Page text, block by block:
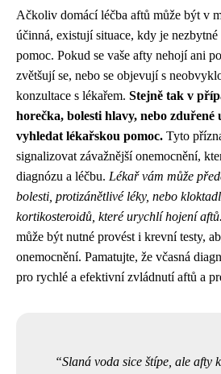
Ačkoliv domácí léčba aftů může být v
účinná, existují situace, kdy je
pomoc. Pokud se vaše afty nehojí ani
zvětšují se, nebo se objevují s
konzultace s lékařem. Stejně tak v
horečka, bolesti hlavy, nebo zduřené
vyhledat lékařskou pomoc. Tyto
signalizovat závažnější onemocnění,
diagnózu a léčbu. Lékař vám může
bolesti, protizánětlivé léky, nebo
kortikosteroidů, které urychlí hojení aftů.
může být nutné provést i krevní testy,
onemocnění. Pamatujte, že včasná
pro rychlé a efektivní zvládnutí aftů a
Slaná voda sice štípe, ale afty